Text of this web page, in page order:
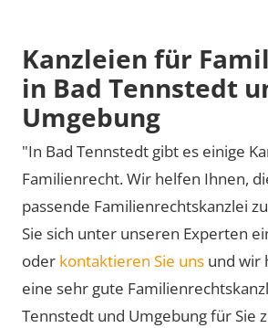
Kanzleien für
in Bad Tennstedt
Umgebung
"In Bad Tennstedt gibt es einige
Familienrecht. Wir helfen Ihnen,
passende Familienrechtskanzlei
Sie sich unter unseren Experten
oder kontaktieren Sie uns und wir
eine sehr gute
Tennstedt und Umgebung für Sie